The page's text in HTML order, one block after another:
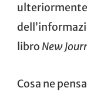
libro New
Cosa ne